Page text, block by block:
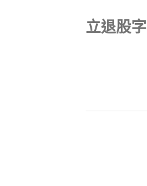
立退股字